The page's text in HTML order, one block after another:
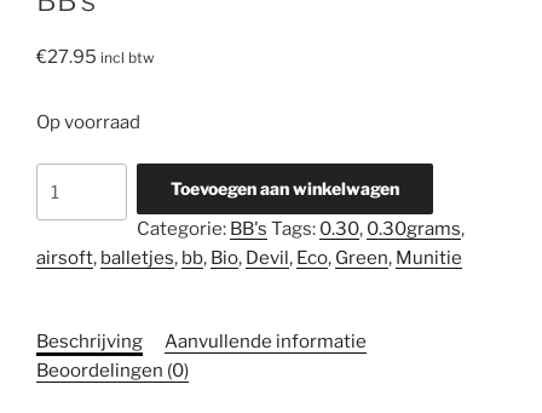
€27.95 incl btw
Op voorraad
Devil
grams
BB's
aantal
Toevoegen aan winkelwagen
Categorie: BB's Tags: 0.30, 0.30grams,
airsoft, balletjes, bb, Bio, Devil, Eco, Green, Munitie
Beschrijving
Aanvullende informatie
Beoordelingen (0)